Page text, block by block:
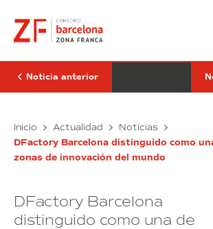
contenido
edición
del
SIL
reunirá
más
cerca
de
startups
Noticia anterior
Inicio Actualidad Noticias
DFactory Barcelona distinguido como
zonas de innovación del mundo
DFactory Barcelona
distinguido como una de
28º
edición
del
reunirá
más